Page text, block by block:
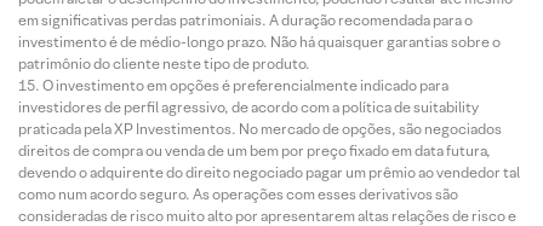
em significativas perdas patrimoniais. A duração recomendada para o
investimento é de médio-longo prazo. Não há quaisquer garantias sobre o
patrimônio do cliente neste tipo de produto.
O investimento em opções é preferencialmente indicado para
investidores de perfil agressivo, de acordo com a política de suitability
praticada pela XP Investimentos. No mercado de opções, são negociados
direitos de compra ou venda de um bem por preço fixado em data futura,
devendo o adquirente do direito negociado pagar um prêmio ao vendedor tal
como num acordo seguro. As operações com esses derivativos são
consideradas de risco muito alto por apresentarem altas relações de risco e